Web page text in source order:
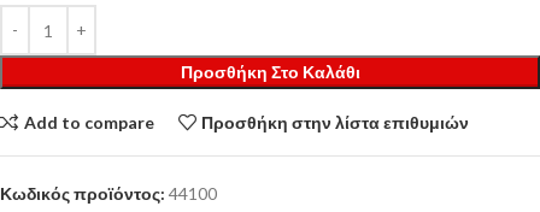
Προσθήκη Στο Καλάθι
Add to compare Προσθήκη στην λίστα επιθυμιών
Κωδικός προϊόντος: 44100